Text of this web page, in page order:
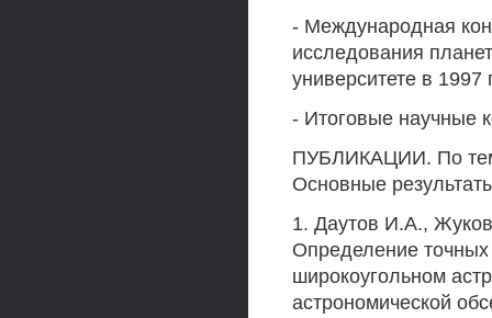
- Международная
исследования
университете в 1997
- Итоговые научные
ПУБЛИКАЦИИ. По
Основные
1. Даутов И.А.,
Определение
широкоугольном
астрономической